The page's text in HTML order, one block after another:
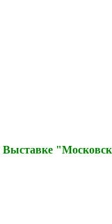
Выставке